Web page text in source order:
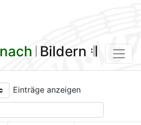
nach 𝄀 Bildern 𝄇
Einträge anzeigen